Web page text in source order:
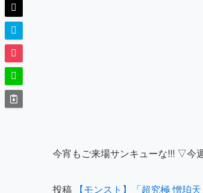
今宵もご来場サンキューな!!! ▽今
投稿 【モンスト】「超究極 憎珀